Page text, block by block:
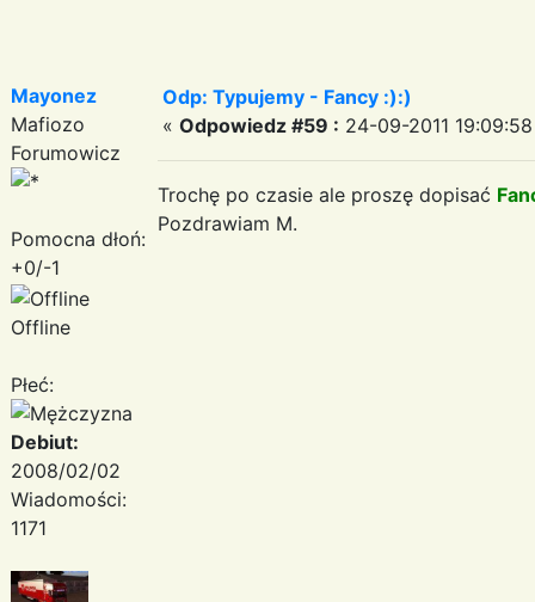
Mayonez
Mafiozo
Forumowicz
Pomocna dłoń:
+0/-1
Offline
Płeć:
Debiut:
2008/02/02
Wiadomości:
1171
Odp: Typujemy - Fancy :):)
« Odpowiedz #59 : 24-09-2011
Trochę po czasie ale proszę dopisać
Pozdrawiam M.